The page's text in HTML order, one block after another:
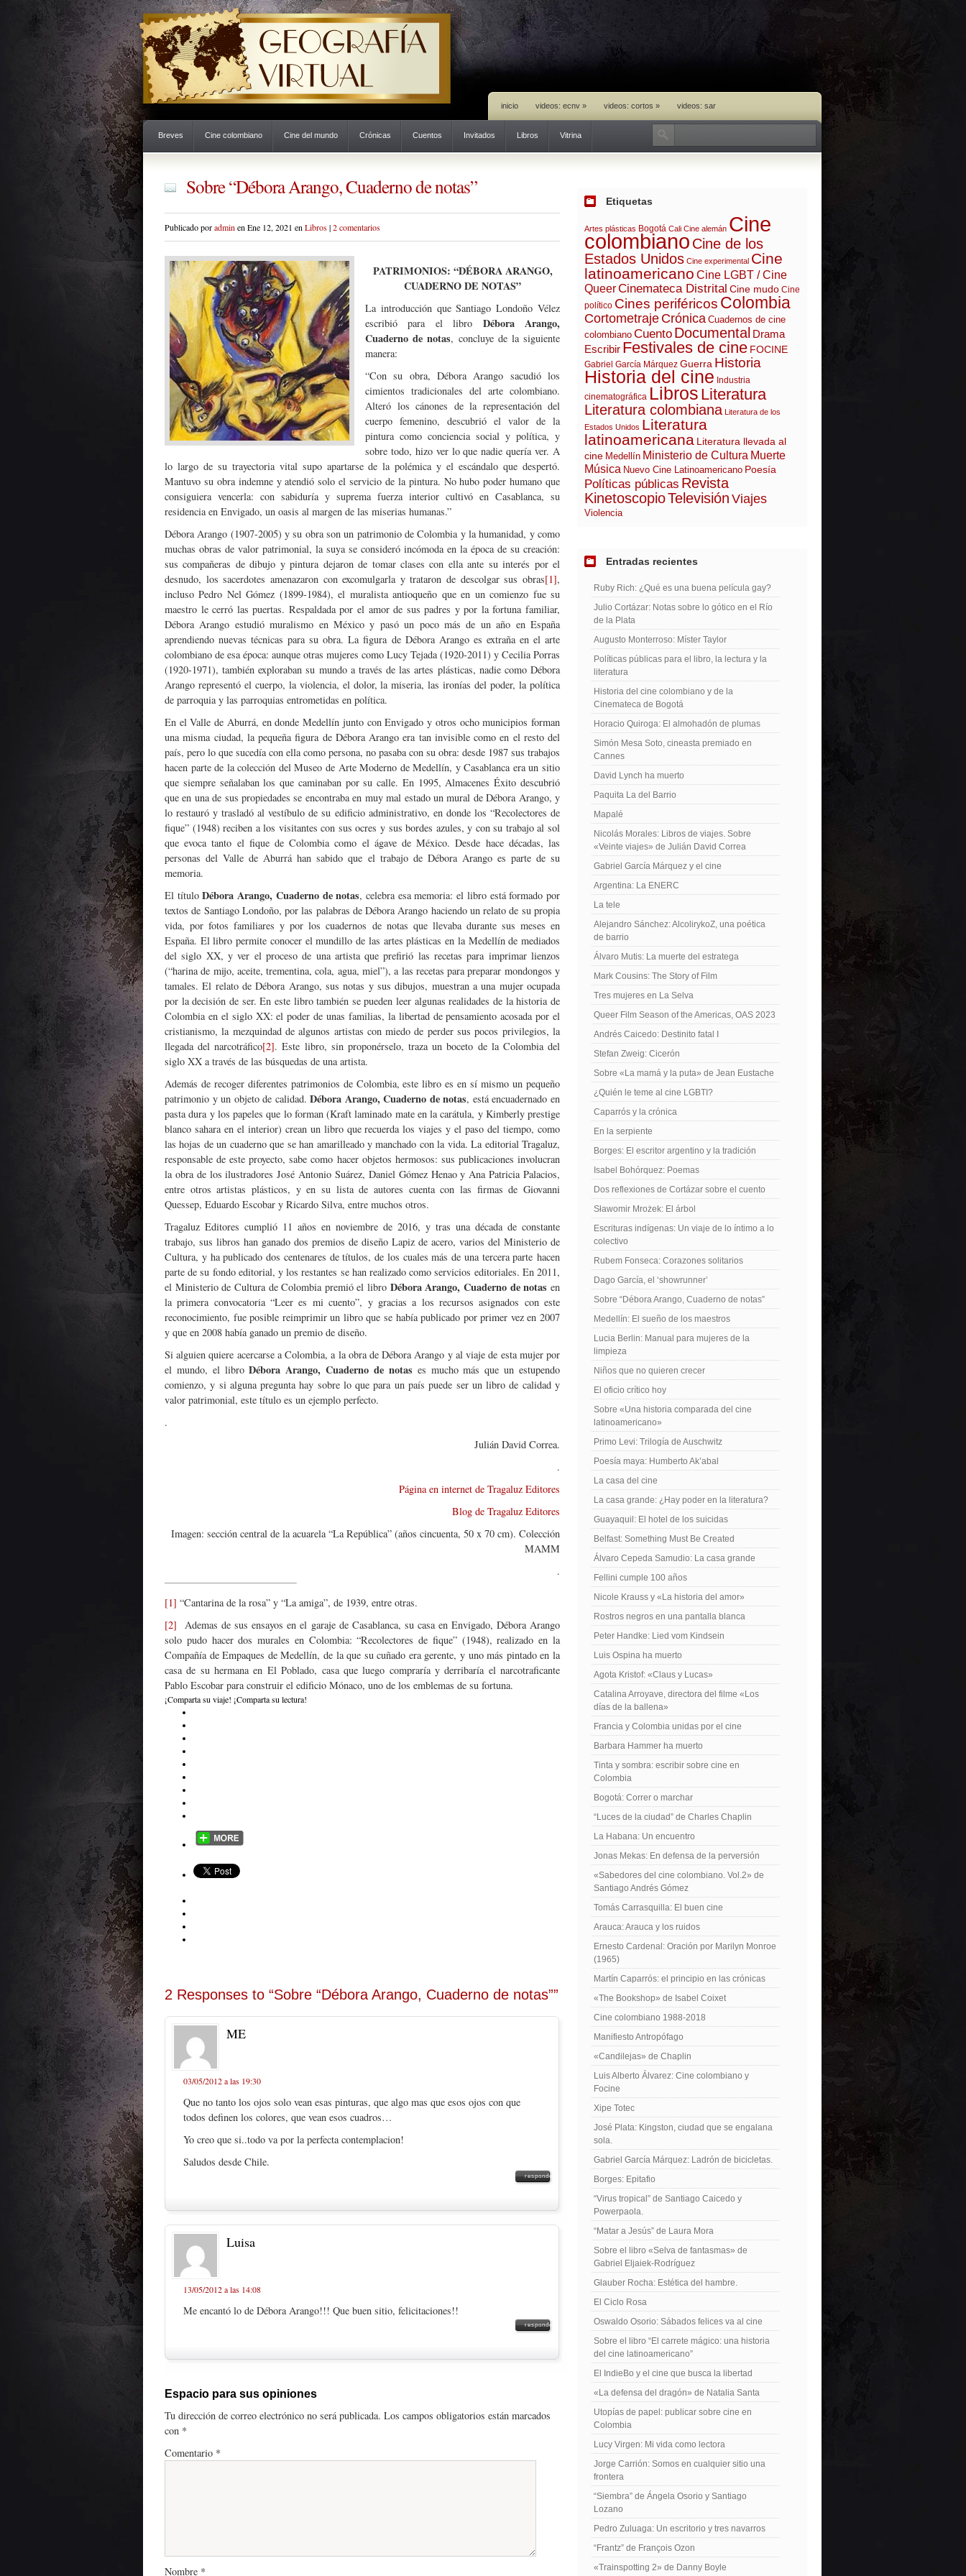
inicio videos: ecnv » videos: cortos » videos: sar
Breves Cine colombiano Cine del mundo Crónicas Cuentos Invitados Libros Vitrina
Sobre “Débora Arango, Cuaderno de notas”
Publicado poradmin en Ene 12, 2021 en Libros|2 comentarios
PATRIMONIOS: “DÉBORA ARANGO,
CUADERNO DE NOTAS”
La introducción que Santiago Londoño Vélez
escribió para el libro Débora Arango,
Cuaderno de notas, concluye de la siguiente
manera:
“Con su obra, Débora Arango sacudió los
cimientos tradicionales del arte colombiano.
Alteró los cánones de la representación del
cuerpo femenino, descubrió el valor de la
pintura como conciencia social y política, y
sobre todo, hizo ver lo que nadie quería ver. A
lo largo de su trayectoria vital supo apartarse de la polémica y el escándalo que despertó.
Mantuvo su obra indemne y atendió solo el servicio de la pintura. No hubo poder humano que
consiguiera vencerla: con sabiduría y suprema fuerza interior cultivó en Casablanca, su
residencia en Envigado, un oasis al margen de las miserias humanas.”
Débora Arango (1907-2005) y su obra son un patrimonio de Colombia y la humanidad, y como
muchas obras de valor patrimonial, la suya se consideró incómoda en la época de su creación:
sus compañeras de dibujo y pintura dejaron de tomar clases con ella ante su interés por el
desnudo, los sacerdotes amenazaron con excomulgarla y trataron de descolgar sus obras[1],
incluso Pedro Nel Gómez (1899-1984), el muralista antioqueño que en un comienzo fue su
maestro le cerró las puertas. Respaldada por el amor de sus padres y por la fortuna familiar,
Débora Arango estudió muralismo en México y pasó un poco más de un año en España
aprendiendo nuevas técnicas para su obra. La figura de Débora Arango es extraña en el arte
colombiano de esa época: aunque otras mujeres como Lucy Tejada (1920-2011) y Cecilia Porras
(1920-1971), también exploraban su mundo a través de las artes plásticas, nadie como Débora
Arango representó el cuerpo, la violencia, el dolor, la miseria, las ironías del poder, la política
de parroquia y las parroquias entrometidas en política.
En el Valle de Aburrá, en donde Medellín junto con Envigado y otros ocho municipios forman
una misma ciudad, la pequeña figura de Débora Arango era tan invisible como en el resto del
país, pero lo que sucedía con ella como persona, no pasaba con su obra: desde 1987 sus trabajos
hacen parte de la colección del Museo de Arte Moderno de Medellín, y Casablanca era un sitio
que siempre señalaban los que caminaban por su calle. En 1995, Almacenes Éxito descubrió
que en una de sus propiedades se encontraba en muy mal estado un mural de Débora Arango, y
lo restauró y trasladó al vestíbulo de su edificio administrativo, en donde los “Recolectores de
fique” (1948) reciben a los visitantes con sus ocres y sus bordes azules, y con su trabajo al sol
que evoca tanto el fique de Colombia como el ágave de México. Desde hace décadas, las
personas del Valle de Aburrá han sabido que el trabajo de Débora Arango es parte de su
memoria.
El títuloDébora Arango, Cuaderno de notas, celebra esa memoria: el libro está formado por
textos de Santiago Londoño, por las palabras de Débora Arango haciendo un relato de su propia
vida, por fotos familiares y por los cuadernos de notas que llevaba durante sus meses en
España. El libro permite conocer el mundillo de las artes plásticas en la Medellín de mediados
del siglo XX, y ver el proceso de una artista que prefirió las recetas para imprimar lienzos
(“harina de mijo, aceite, trementina, cola, agua, miel”), a las recetas para preparar mondongos y
tamales. El relato de Débora Arango, sus notas y sus dibujos, muestran a una mujer ocupada
por la decisión de ser. En este libro también se pueden leer algunas realidades de la historia de
Colombia en el siglo XX: el poder de unas familias, la libertad de pensamiento acosada por el
cristianismo, la mezquindad de algunos artistas con miedo de perder sus pocos privilegios, la
llegada del narcotráfico[2]. Este libro, sin proponérselo, traza un boceto de la Colombia del
siglo XX a través de las búsquedas de una artista.
Además de recoger diferentes patrimonios de Colombia, este libro es en sí mismo un pequeño
patrimonio y un objeto de calidad.Débora Arango, Cuaderno de notas, está encuadernado en
pasta dura y los papeles que lo forman (Kraft laminado mate en la carátula, y Kimberly prestige
blanco sahara en el interior) crean un libro que recuerda los viajes y el paso del tiempo, como
las hojas de un cuaderno que se han amarilleado y manchado con la vida. La editorial Tragaluz,
responsable de este proyecto, sabe como hacer objetos hermosos: sus publicaciones involucran
la obra de los ilustradores José Antonio Suárez, Daniel Gómez Henao y Ana Patricia Palacios,
entre otros artistas plásticos, y en su lista de autores cuenta con las firmas de Giovanni
Quessep, Eduardo Escobar y Ricardo Silva, entre muchos otros.
Tragaluz Editores cumplió 11 años en noviembre de 2016, y tras una década de constante
trabajo, sus libros han ganado dos premios de diseño Lapiz de acero, varios del Ministerio de
Cultura, y ha publicado dos centenares de títulos, de los cuales más de una tercera parte hacen
parte de su fondo editorial, y los restantes se han realizado como servicios editoriales. En 2011,
el Ministerio de Cultura de Colombia premió el libro Débora Arango, Cuaderno de notas en
la primera convocatoria “Leer es mi cuento”, y gracias a los recursos asignados con este
reconocimiento, fue posible reimprimir un libro que se había publicado por primer vez en 2007
y que en 2008 había ganado un premio de diseño.
Si alguien quiere acercarse a Colombia, a la obra de Débora Arango y al viaje de esta mujer por
el mundo, el libroDébora Arango, Cuaderno de notas es mucho más que un estupendo
comienzo, y si alguna pregunta hay sobre lo que para un país puede ser un libro de calidad y
valor patrimonial, este título es un ejemplo perfecto.
.
Julián David Correa.
.
Página en internet de Tragaluz Editores
Blog de Tragaluz Editores
Imagen: sección central de la acuarela “La República” (años cincuenta, 50 x 70 cm). Colección
MAMM
.
[1] “Cantarina de la rosa” y “La amiga”, de 1939, entre otras.
[2] Ademas de sus ensayos en el garaje de Casablanca, su casa en Envigado, Débora Arango
solo pudo hacer dos murales en Colombia: “Recolectores de fique” (1948), realizado en la
Compañía de Empaques de Medellín, de la que su cuñado era gerente, y uno más pintado en la
casa de su hermana en El Poblado, casa que luego compraría y derribaría el narcotraficante
Pablo Escobar para construir el edificio Mónaco, uno de los emblemas de su fortuna.
¡Comparta su viaje! ¡Comparta su lectura!
2 Responses to “Sobre “Débora Arango, Cuaderno de notas””
ME
03/05/2012 a las 19:30
Que no tanto los ojos solo vean esas pinturas, que algo mas que esos ojos con que
todos definen los colores, que vean esos cuadros…
Yo creo que si..todo va por la perfecta contemplacion!
Saludos desde Chile.
responder
Luisa
13/05/2012 a las 14:08
Me encantó lo de Débora Arango!!! Que buen sitio, felicitaciones!!
responder
Espacio para sus opiniones
Tu dirección de correo electrónico no será publicada. Los campos obligatorios están marcados
con *
Comentario *
Nombre *
Etiquetas
Artes plásticas Bogotá Cali Cine alemán Cine
colombiano Cine de los
Estados Unidos Cine experimental Cine
latinoamericano Cine LGBT / Cine
QueerCinemateca Distrital Cine mudo Cine
político Cines periféricos Colombia
Cortometraje Crónica Cuadernos de cine
colombiano Cuento Documental Drama
Escribir Festivales de cine FOCINE
Gabriel García Márquez Guerra Historia
Historia del cine Industria
cinematográfica Libros Literatura
Literatura colombiana Literatura de los
Estados Unidos Literatura
latinoamericana Literatura llevada al
cine Medellín Ministerio de Cultura Muerte
Música Nuevo Cine Latinoamericano Poesía
Políticas públicas Revista
KinetoscopioTelevisiónViajes
Violencia
Entradas recientes
Ruby Rich: ¿Qué es una buena película gay?
Julio Cortázar: Notas sobre lo gótico en el Río
de la Plata
Augusto Monterroso: Míster Taylor
Políticas públicas para el libro, la lectura y la
literatura
Historia del cine colombiano y de la
Cinemateca de Bogotá
Horacio Quiroga: El almohadón de plumas
Simón Mesa Soto, cineasta premiado en
Cannes
David Lynch ha muerto
Paquita La del Barrio
Mapalé
Nicolás Morales: Libros de viajes. Sobre
«Veinte viajes» de Julián David Correa
Gabriel García Márquez y el cine
Argentina: La ENERC
La tele
Alejandro Sánchez: AlcolirykoZ, una poética
de barrio
Álvaro Mutis: La muerte del estratega
Mark Cousins: The Story of Film
Tres mujeres en La Selva
Queer Film Season of the Americas, OAS 2023
Andrés Caicedo: Destinito fatal I
Stefan Zweig: Cicerón
Sobre «La mamá y la puta» de Jean Eustache
¿Quién le teme al cine LGBTI?
Caparrós y la crónica
En la serpiente
Borges: El escritor argentino y la tradición
Isabel Bohórquez: Poemas
Dos reflexiones de Cortázar sobre el cuento
Sławomir Mrożek: El árbol
Escrituras indígenas: Un viaje de lo íntimo a lo
colectivo
Rubem Fonseca: Corazones solitarios
Dago García, el ‘showrunner’
Sobre “Débora Arango, Cuaderno de notas”
Medellín: El sueño de los maestros
Lucia Berlin: Manual para mujeres de la
limpieza
Niños que no quieren crecer
El oficio crítico hoy
Sobre «Una historia comparada del cine
latinoamericano»
Primo Levi: Trilogía de Auschwitz
Poesía maya: Humberto Ak’abal
La casa del cine
La casa grande: ¿Hay poder en la literatura?
Guayaquil: El hotel de los suicidas
Belfast: Something Must Be Created
Álvaro Cepeda Samudio: La casa grande
Fellini cumple 100 años
Nicole Krauss y «La historia del amor»
Rostros negros en una pantalla blanca
Peter Handke: Lied vom Kindsein
Luis Ospina ha muerto
Agota Kristof: «Claus y Lucas»
Catalina Arroyave, directora del filme «Los
días de la ballena»
Francia y Colombia unidas por el cine
Barbara Hammer ha muerto
Tinta y sombra: escribir sobre cine en
Colombia
Bogotá: Correr o marchar
“Luces de la ciudad” de Charles Chaplin
La Habana: Un encuentro
Jonas Mekas: En defensa de la perversión
«Sabedores del cine colombiano. Vol.2» de
Santiago Andrés Gómez
Tomás Carrasquilla: El buen cine
Arauca: Arauca y los ruidos
Ernesto Cardenal: Oración por Marilyn Monroe
(1965)
Martín Caparrós: el principio en las crónicas
«The Bookshop» de Isabel Coixet
Cine colombiano 1988-2018
Manifiesto Antropófago
«Candilejas» de Chaplin
Luis Alberto Álvarez: Cine colombiano y
Focine
Xipe Totec
José Plata: Kingston, ciudad que se engalana
sola.
Gabriel García Márquez: Ladrón de bicicletas.
Borges: Epitafio
“Virus tropical” de Santiago Caicedo y
Powerpaola.
“Matar a Jesús” de Laura Mora
Sobre el libro «Selva de fantasmas» de
Gabriel Eljaiek-Rodríguez
Glauber Rocha: Estética del hambre.
El Ciclo Rosa
Oswaldo Osorio: Sábados felices va al cine
Sobre el libro “El carrete mágico: una historia
del cine latinoamericano”
El IndieBo y el cine que busca la libertad
«La defensa del dragón» de Natalia Santa
Utopías de papel: publicar sobre cine en
Colombia
Lucy Virgen: Mi vida como lectora
Jorge Carrión: Somos en cualquier sitio una
frontera
“Siembra” de Ángela Osorio y Santiago
Lozano
Pedro Zuluaga: Un escritorio y tres navarros
“Frantz” de François Ozon
«Trainspotting 2» de Danny Boyle